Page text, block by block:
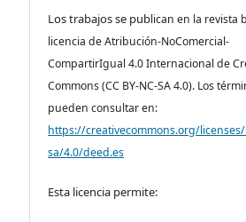
Los trabajos se publican en la revista
licencia de Atribución-NoComercial-
CompartirIgual 4.0 Internacional de
Commons (CC BY-NC-SA 4.0). Los
pueden consultar en:
https://creativecommons.org/
sa/4.0/deed.es
Esta licencia permite: